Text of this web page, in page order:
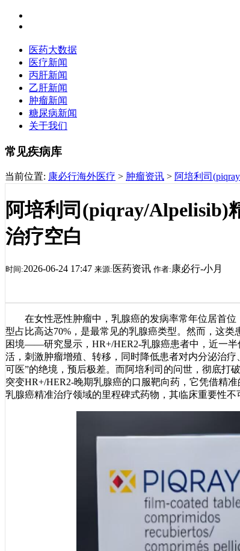
医药大数据
医疗新闻
丙肝新闻
乙肝新闻
肿瘤新闻
糖尿病新闻
关于我们
常见疾病库
当前位置: 康必行海外医疗 > 肿瘤资讯 > 阿培利司
阿培利司(piqray/Alpelisib)
治疗空白
时间:2026-06-24 17:47 来源: 医药资讯 作者: 康必行-小月
在女性恶性肿瘤中，乳腺癌的发病率常年位居首位
型占比高达70%，是最常见的乳腺癌类型。然而，这
困境——研究显示，HR+/HER2-乳腺癌患者中，近一
活，刺激肿瘤增殖、转移，同时降低患者对内分泌治
可医”的绝境，预后极差。而阿培利司的问世，彻底打
突变HR+/HER2-晚期乳腺癌的口服靶向药，它凭借精
乳腺癌精准治疗领域的里程碑式药物，其临床重要性不